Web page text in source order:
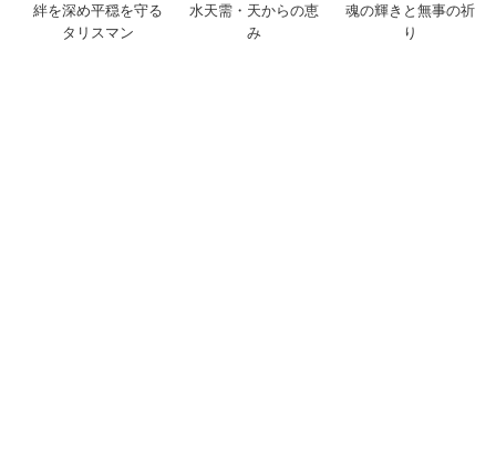
絆を深め平穏を守る
タリスマン
水天需・天からの恵
み
魂の輝きと無事の祈
り